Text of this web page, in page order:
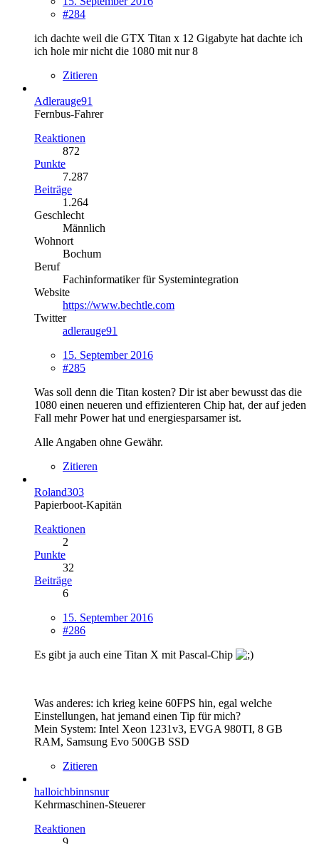
#284
ich dachte weil die GTX Titan x 12 Gigabyte hat dachte ich
ich hole mir nicht die 1080 mit nur 8
Zitieren
Adlerauge91
Fernbus-Fahrer
Reaktionen
872
Punkte
7.287
Beiträge
1.264
Geschlecht
Männlich
Wohnort
Bochum
Beruf
Fachinformatiker für Systemintegration
Website
https://www.bechtle.com
Twitter
adlerauge91
15. September 2016
#285
Was soll denn die Titan kosten? Dir ist aber bewusst das die
1080 einen neueren und effizienteren Chip hat, der auf jeden
Fall mehr Power hat und energiesparsamer ist.
Alle Angaben ohne Gewähr.
Zitieren
Roland303
Papierboot-Kapitän
Reaktionen
2
Punkte
32
Beiträge
6
15. September 2016
#286
Es gibt ja auch eine Titan X mit Pascal-Chip
Was anderes: ich krieg keine 60FPS hin, egal welche
Einstellungen, hat jemand einen Tip für mich?
Mein System: Intel Xeon 1231v3, EVGA 980TI, 8 GB
RAM, Samsung Evo 500GB SSD
Zitieren
halloichbinnsnur
Kehrmaschinen-Steuerer
Reaktionen
9